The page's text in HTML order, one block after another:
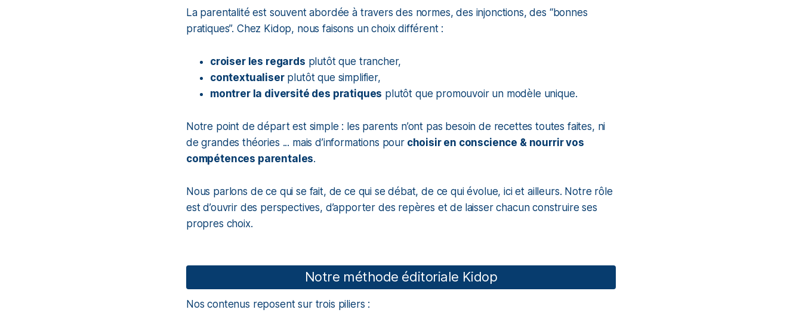
La parentalité est souvent abordée à travers des normes, des injonctions, des “bonnes
pratiques”. Chez Kidop, nous faisons un choix différent :
croiser les regards plutôt que trancher,
contextualiserplutôt que simplifier,
montrer la diversité des pratiques plutôt que promouvoir un modèle unique.
Notre point de départ est simple : les parents n’ont pas besoin de recettes toutes faites, ni
de grandes théories ... mais d’informations pourchoisir en conscience & nourrir vos
compétences parentales.
Nous parlons de ce qui se fait, de ce qui se débat, de ce qui évolue, ici et ailleurs. Notre rôle
est d’ouvrir des perspectives, d’apporter des repères et de laisser chacun construire ses
propres choix.
Notre méthode éditoriale Kidop
Nos contenus reposent sur trois piliers :